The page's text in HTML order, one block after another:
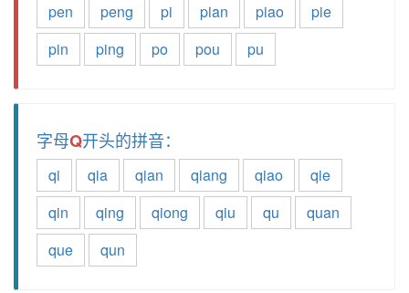
pen
peng pi pian piao
pie
pin
ping po pou pu
字母Q开头的拼音：
qi qia qian qiang qiao
qie
qin
qing qiong qiu qu
quan
que
qun